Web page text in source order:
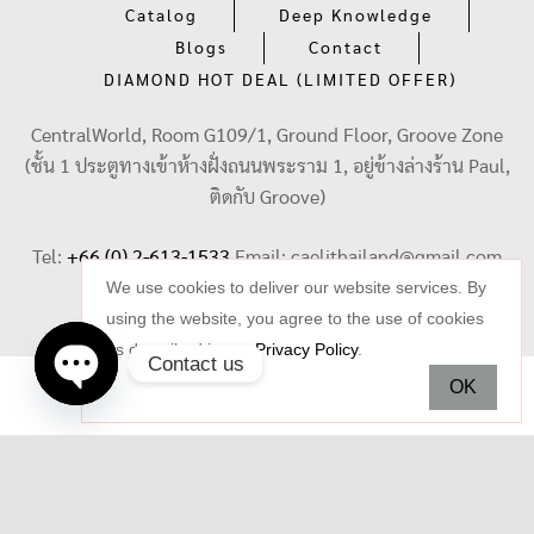
Catalog
Deep Knowledge
Blogs
Contact
DIAMOND HOT DEAL (LIMITED OFFER)
CentralWorld, Room G109/1, Ground Floor, Groove Zone
(ชั้น 1 ประตูทางเข้าห้างฝั่งถนนพระราม 1, อยู่ข้างล่างร้าน Paul,
ติดกับ Groove)
Tel: +66 (0) 2-613-1533Email:caelithailand@gmail.com
We use cookies to deliver our website services. By
using the website, you agree to the use of cookies
as described in our Privacy Policy.
OK
Contact us
Open
chaty